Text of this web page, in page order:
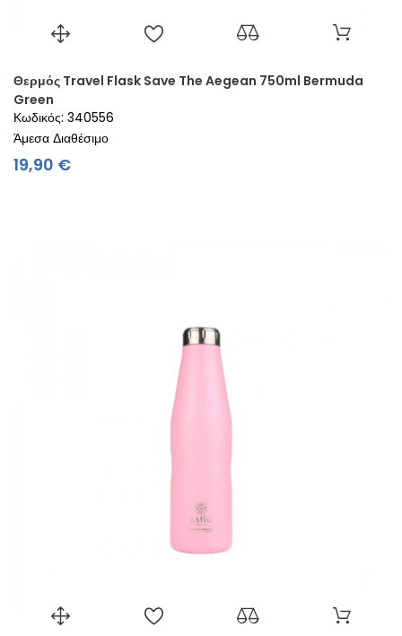
Θερμός Travel Flask Save The Aegean 750ml Bermuda
Green
Κωδικός: 340556
Άμεσα Διαθέσιμο
19,90 €Τιμή